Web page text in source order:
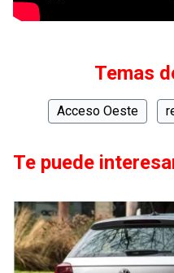
Temas
Acceso Oeste
Te puede